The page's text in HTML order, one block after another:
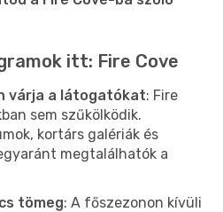
itt: Fire Cove
várja a látogatókat: Fire
sem szűkölködik.
kortárs galériák és
megtalálhatók a
tömeg: A főszezonon kívüli